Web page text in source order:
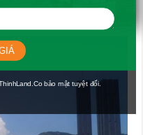
Thi công hồ phun nước
bảo mật tuyệt đối.